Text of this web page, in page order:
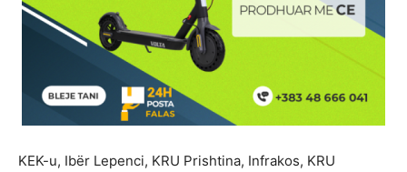
KEK-u, Ibër Lepenci, KRU Prishtina, Infrakos, KRU